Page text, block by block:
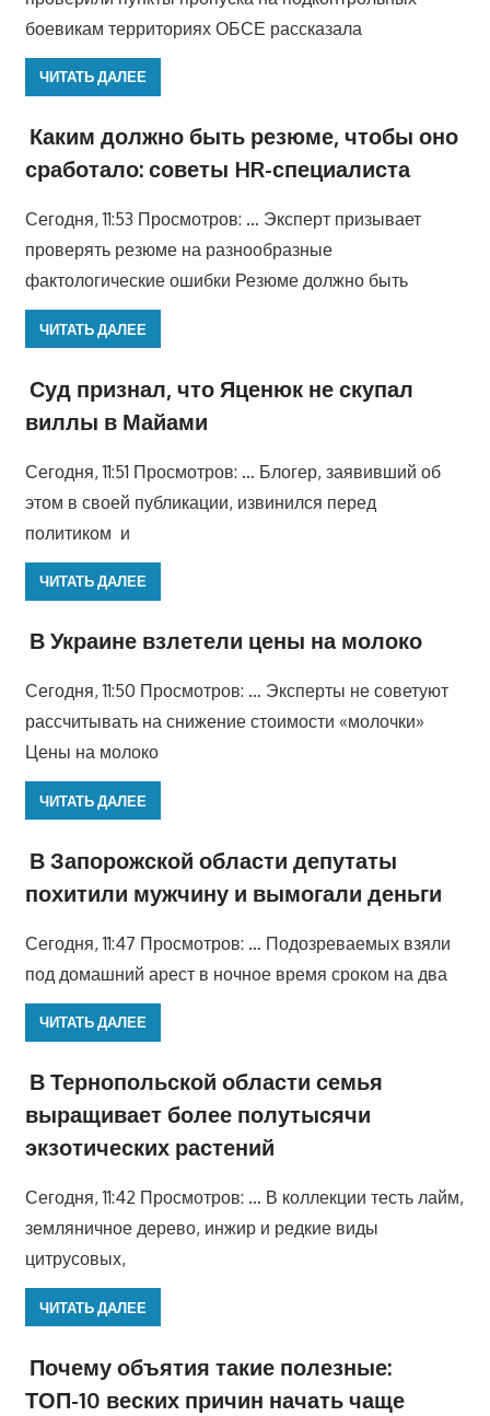
боевикам территориях ОБСЕ рассказала
ЧИТАТЬ ДАЛЕЕ
Каким должно быть резюме, чтобы оно
сработало: советы HR-специалиста
Сегодня, 11:53 Просмотров: … Эксперт призывает
проверять резюме на разнообразные
фактологические ошибки Резюме должно быть
ЧИТАТЬ ДАЛЕЕ
Суд признал, что Яценюк не скупал
виллы в Майами
Сегодня, 11:51 Просмотров: … Блогер, заявивший об
этом в своей публикации, извинился перед
политиком и
ЧИТАТЬ ДАЛЕЕ
В Украине взлетели цены на молоко
Сегодня, 11:50 Просмотров: … Эксперты не советуют
рассчитывать на снижение стоимости «молочки»
Цены на молоко
ЧИТАТЬ ДАЛЕЕ
В Запорожской области депутаты
похитили мужчину и вымогали деньги
Сегодня, 11:47 Просмотров: … Подозреваемых взяли
под домашний арест в ночное время сроком на два
ЧИТАТЬ ДАЛЕЕ
В Тернопольской области семья
выращивает более полутысячи
экзотических растений
Сегодня, 11:42 Просмотров: … В коллекции тесть лайм,
земляничное дерево, инжир и редкие виды
цитрусовых,
ЧИТАТЬ ДАЛЕЕ
Почему объятия такие полезные:
ТОП-10 веских причин начать чаще